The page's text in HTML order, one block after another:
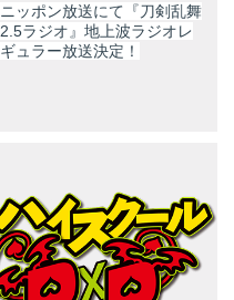
ニッポン放送にて『刀剣乱舞
2.5ラジオ』地上波ラジオレ
ギュラー放送決定！